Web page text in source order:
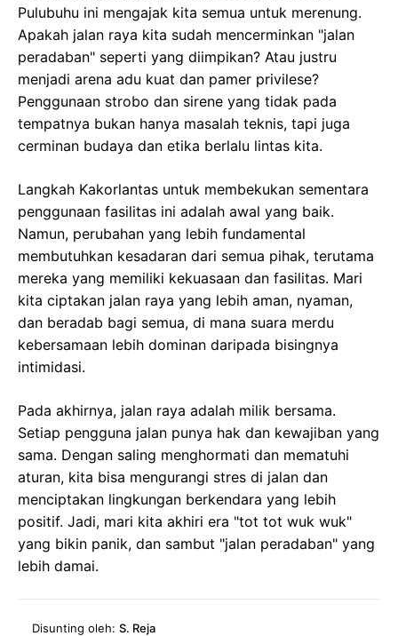
Pulubuhu ini mengajak kita semua untuk merenung.
Apakah jalan raya kita sudah mencerminkan "jalan
peradaban" seperti yang diimpikan? Atau justru
menjadi arena adu kuat dan pamer privilese?
Penggunaan strobo dan sirene yang tidak pada
tempatnya bukan hanya masalah teknis, tapi juga
cerminan budaya dan etika berlalu lintas kita.
Langkah Kakorlantas untuk membekukan sementara
penggunaan fasilitas ini adalah awal yang baik.
Namun, perubahan yang lebih fundamental
membutuhkan kesadaran dari semua pihak, terutama
mereka yang memiliki kekuasaan dan fasilitas. Mari
kita ciptakan jalan raya yang lebih aman, nyaman,
dan beradab bagi semua, di mana suara merdu
kebersamaan lebih dominan daripada bisingnya
intimidasi.
Pada akhirnya, jalan raya adalah milik bersama.
Setiap pengguna jalan punya hak dan kewajiban yang
sama. Dengan saling menghormati dan mematuhi
aturan, kita bisa mengurangi stres di jalan dan
menciptakan lingkungan berkendara yang lebih
positif. Jadi, mari kita akhiri era "tot tot wuk wuk"
yang bikin panik, dan sambut "jalan peradaban" yang
lebih damai.
Disunting oleh: S. Reja